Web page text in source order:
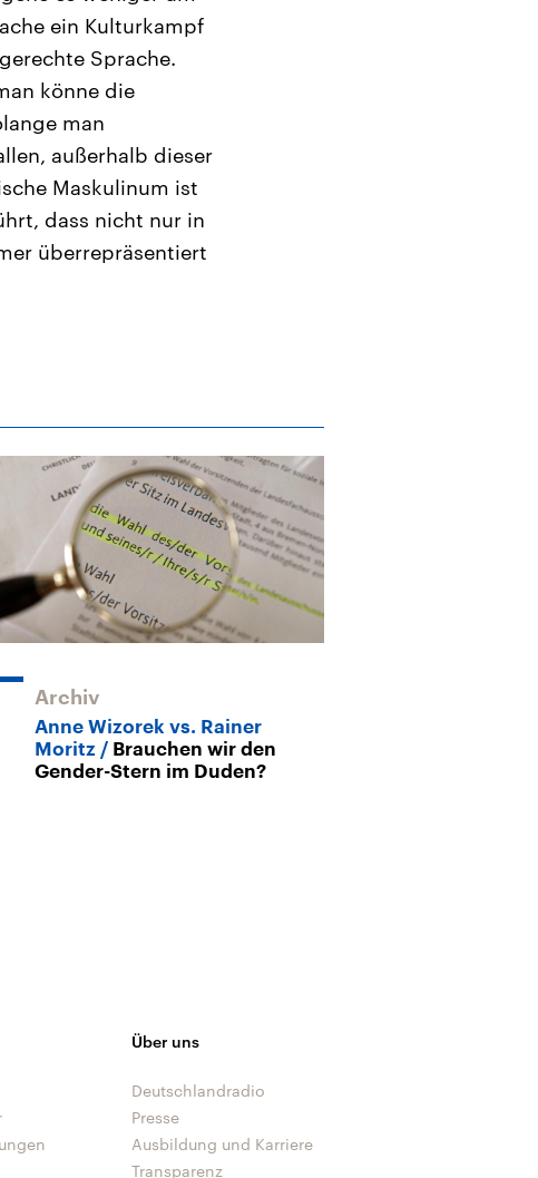
ein Kulturkampf
Sprache.
könne die
man
außerhalb dieser
Maskulinum ist
dass nicht nur in
überrepräsentiert
Archiv
Anne Wizorek vs. Rainer
Moritz
Brauchen wir den
Gender-Stern im Duden?
Über uns
Deutschlandradio
Presse
Ausbildung und Karriere
Transparenz